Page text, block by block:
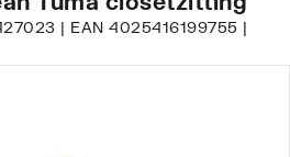
| EAN 4025416199755 |